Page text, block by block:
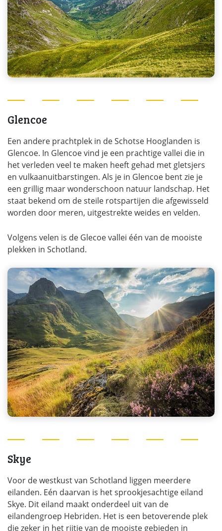
Glencoe
Een andere prachtplek in de Schotse Hooglanden is
Glencoe. In Glencoe vind je een prachtige vallei die in
het verleden veel te maken heeft gehad met gletsjers
en vulkaanuitbarstingen. Als je in Glencoe bent zie je
een grillig maar wonderschoon natuur landschap. Het
staat bekend om de steile rotspartijen die afgewisseld
worden door meren, uitgestrekte weides en velden.
Volgens velen is de Glecoe vallei één van de mooiste
plekken in Schotland.
Skye
Voor de westkust van Schotland liggen meerdere
eilanden. Eén daarvan is het sprookjesachtige eiland
Skye. Dit eiland maakt onderdeel uit van de
eilandengroep Hebriden. Het is een betoverende plek
die zeker in het rijtje van de mooiste gebieden in